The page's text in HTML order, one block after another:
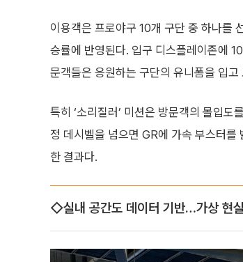
이용객은 프로야구 10개 구단 중 하나를
승률에 반영된다. 입구 디스플레이존에
문객들은 응원하는 구단의 유니폼을 입고
특히 ‘소리질러’ 미션은 방문객의 몰입
정 데시벨을 넘으면 GR에 가속 부스터
한 결과다.
◇실내 공간도 데이터 기반…가상 현